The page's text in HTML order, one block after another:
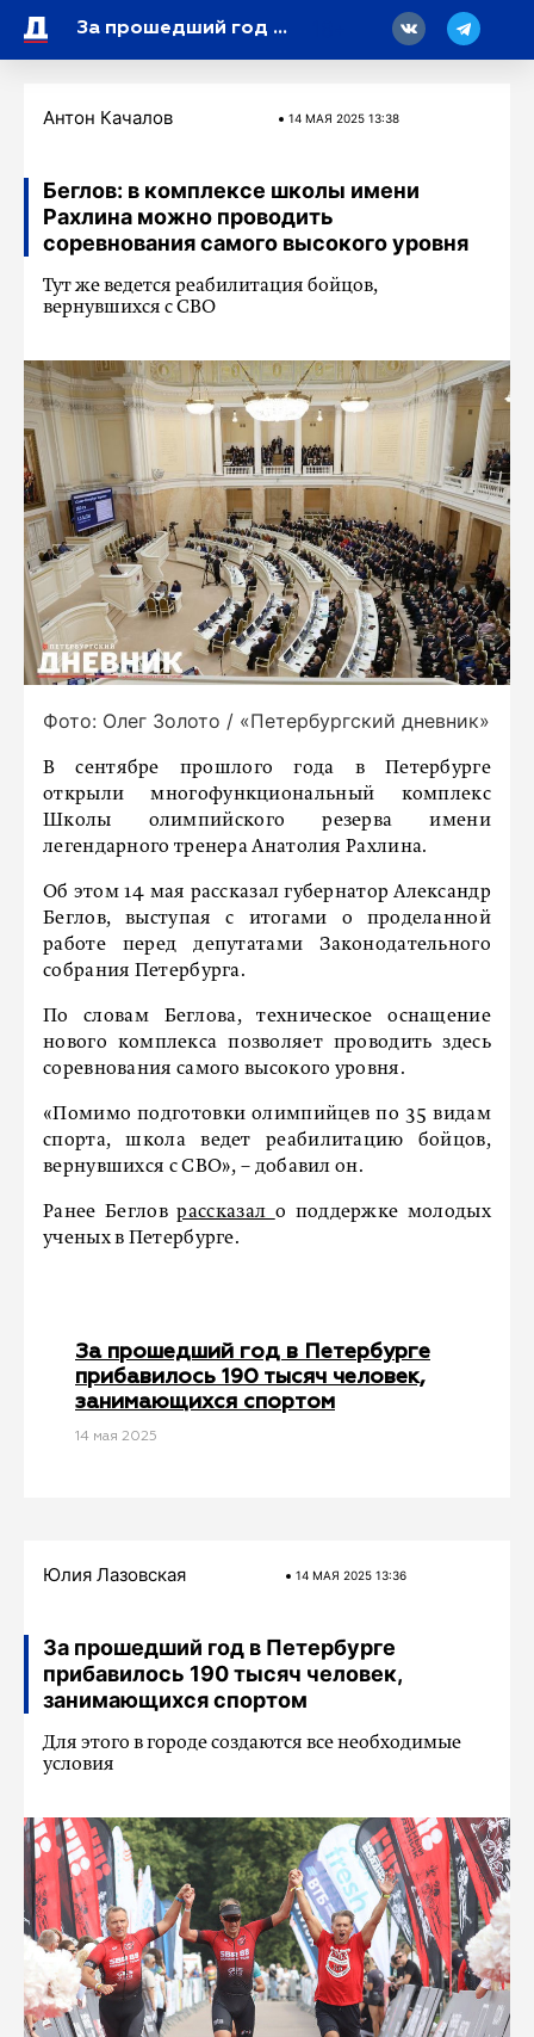
За прошедший год в Петербурге прибавилось 190 тысяч человек, занимающихся спортом
Антон Качалов 14 МАЯ 2025 13:38
Беглов: в комплексе школы имени
Рахлина можно проводить
соревнования самого высокого уровня
Тут же ведется реабилитация бойцов,
вернувшихся с СВО
Фото: Олег Золото / «Петербургский дневник»
В сентябре прошлого года в Петербурге
открыли многофункциональный комплекс
Школы олимпийского резерва имени
легендарного тренера Анатолия Рахлина.
Об этом 14 мая рассказал губернатор Александр
Беглов, выступая с итогами о проделанной
работе перед депутатами Законодательного
собрания Петербурга.
По словам Беглова, техническое оснащение
нового комплекса позволяет проводить здесь
соревнования самого высокого уровня.
«Помимо подготовки олимпийцев по 35 видам
спорта, школа ведет реабилитацию бойцов,
вернувшихся с СВО», – добавил он.
Ранее Бегловрассказал о поддержке молодых
ученых в Петербурге.
За прошедший год в Петербурге
прибавилось 190 тысяч человек,
занимающихся спортом
14 мая 2025
Юлия Лазовская 14 МАЯ 2025 13:36
За прошедший год в Петербурге
прибавилось 190 тысяч человек,
занимающихся спортом
Для этого в городе создаются все необходимые
условия